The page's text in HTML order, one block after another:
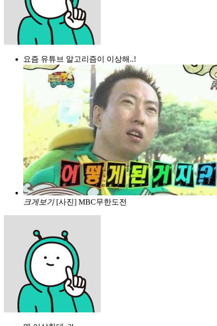
요즘 유튜브 알고리즘이 이상해..!
크게보기 [사진] MBC무한도전